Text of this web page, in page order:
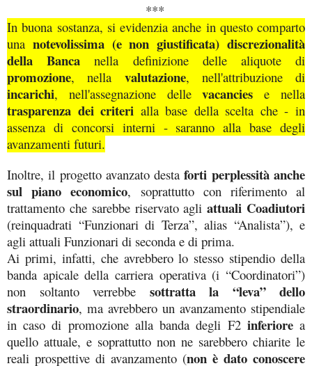
***
In buona sostanza, si evidenzia anche in questo comparto
una notevolissima (e non giustificata) discrezionalità
della Bancanella definizione delle aliquote di
promozione, nella valutazione, nell'attribuzione di
incarichi, nell'assegnazione dellevacanciese nella
trasparenza dei criteri alla base della scelta che - in
assenza di concorsi interni - saranno alla base degli
avanzamenti futuri.
Inoltre, il progetto avanzato destaforti perplessità anche
sul piano economico, soprattutto con riferimento al
trattamento che sarebbe riservato agliattuali Coadiutori
(reinquadrati “Funzionari di Terza”, alias “Analista”), e
agli attuali Funzionari di seconda e di prima.
Ai primi, infatti, che avrebbero lo stesso stipendio della
banda apicale della carriera operativa (i “Coordinatori”)
non soltanto verrebbe sottratta la “leva” dello
straordinario, ma avrebbero un avanzamento stipendiale
in caso di promozione alla banda degli F2 inferiorea
quello attuale, e soprattutto non ne sarebbero chiarite le
reali prospettive di avanzamento (non è dato conoscere